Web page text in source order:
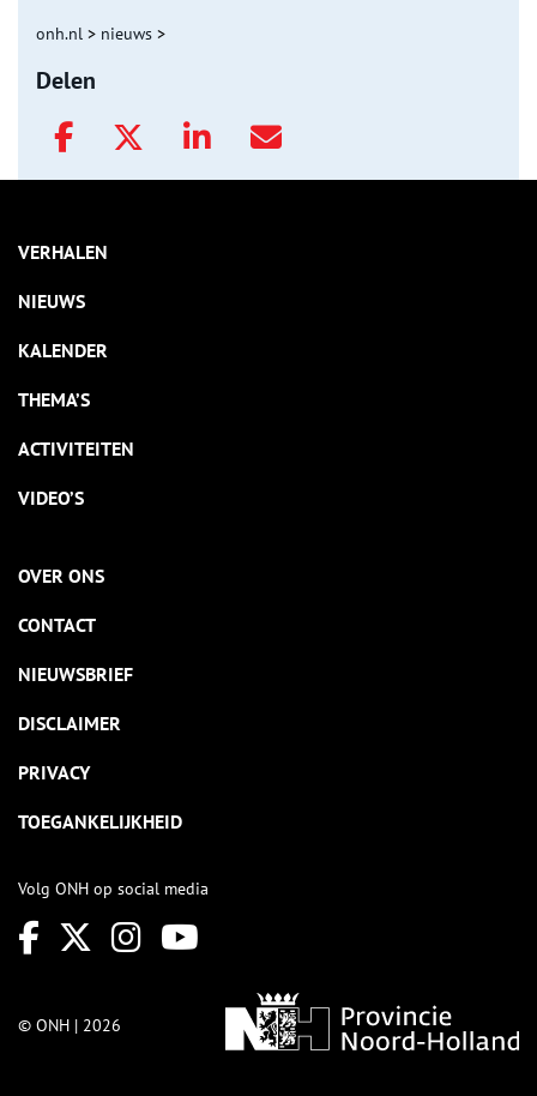
onh.nl > nieuws >
Delen
VERHALEN
NIEUWS
KALENDER
THEMA’S
ACTIVITEITEN
VIDEO’S
OVER ONS
CONTACT
NIEUWSBRIEF
DISCLAIMER
PRIVACY
TOEGANKELIJKHEID
Volg ONH op social media
© ONH | 2026